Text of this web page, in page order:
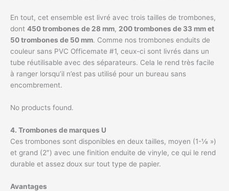
En tout, cet ensemble est livré avec trois tailles de trombones,
dont 450 trombones de 28 mm, 200 trombones de 33 mm et
50 trombones de 50 mm. Comme nos trombones enduits de
couleur sans PVC Officemate #1, ceux-ci sont livrés dans un
tube réutilisable avec des séparateurs. Cela le rend très facile
à ranger lorsqu’il n’est pas utilisé pour un bureau sans
encombrement.
No products found.
4. Trombones de marques U
Ces trombones sont disponibles en deux tailles, moyen (1-⅛ »)
et grand (2″) avec une finition enduite de vinyle, ce qui le rend
durable et assez doux sur tout type de papier.
Avantages